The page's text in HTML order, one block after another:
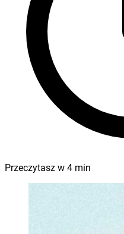
Przeczytasz w 4 min